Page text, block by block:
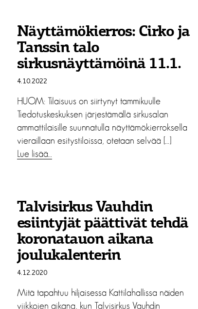
Näyttämökierros: Cirko ja
Tanssin talo
sirkusnäyttämöinä 11.1.
4.10.2022
HUOM: Tilaisuus on siirtynyt tammikuulle
Tiedotuskeskuksen järjestämällä sirkusalan
ammattilaisille suunnatulla näyttämökierroksella
vieraillaan esitystiloissa, otetaan selvää […]
Lue lisää…
Talvisirkus Vauhdin
esiintyjät päättivät tehdä
koronatauon aikana
joulukalenterin
4.12.2020
Mitä tapahtuu hiljaisessa Kattilahallissa näiden
viikkojen aikana, kun Talvisirkus Vauhdin